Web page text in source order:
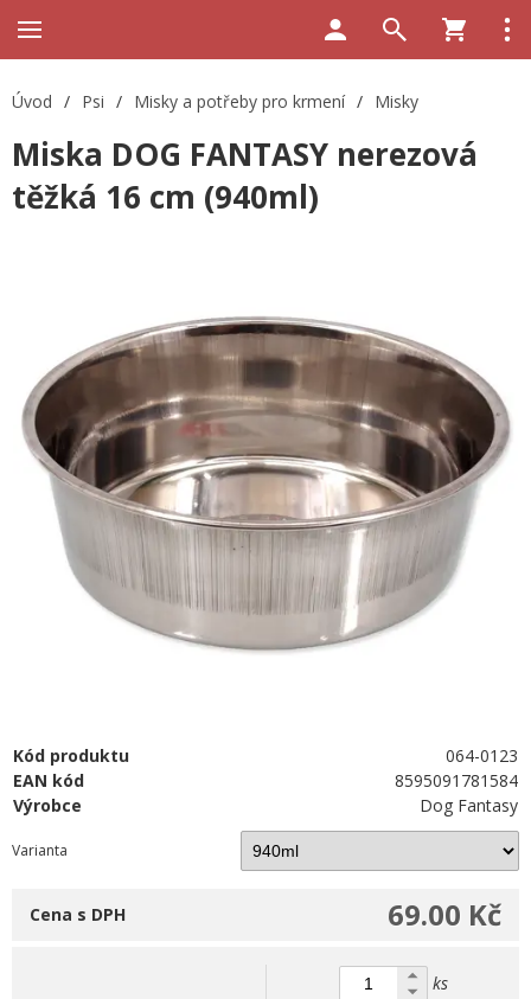
Úvod / Psi / Misky a potřeby pro krmení / Misky
Miska DOG FANTASY nerezová
těžká 16 cm (940ml)
Kód produktu
064-0123
EAN kód
8595091781584
Výrobce
Dog Fantasy
Varianta
69.00 Kč
Cena s DPH
ks